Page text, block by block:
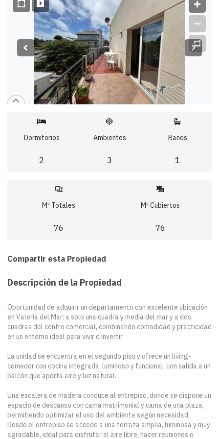
Dormitorios
2
Ambientes
3
Baños
1
M² Totales
76
M² Cubiertos
76
Compartir esta Propiedad
Descripción de la Propiedad
Oportunidad de adquirir un departamento con excelente ubicación
en Valeria del Mar: a solo una cuadra y media del mar y a dos
cuadras del centro comercial, combinando comodidad y practicidad
en un entorno ideal para vivir o invertir.
La unidad se encuentra en el segundo piso y ofrece un living-
comedor con cocina integrada, luminoso y funcional, con salida a un
balcón que aporta aire y luz natural.
Una escalera de madera conduce al entrepiso, donde se dispone un
espacio de descanso con cama matrimonial y cama de una plaza,
permitiendo optimizar el uso del ambiente según necesidad.
Desde el entrepiso se accede a una terraza amplia, luminosa y muy
agradable, ideal para disfrutar al aire libre, hacer reuniones o